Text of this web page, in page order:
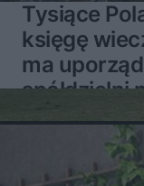
Tysiące
księgę
ma
spółdzielni